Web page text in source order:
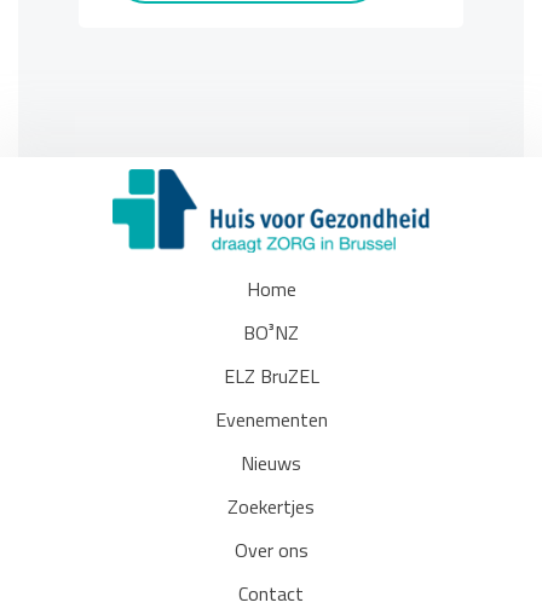
Home
BO³NZ
ELZ BruZEL
Evenementen
Nieuws
Zoekertjes
Over ons
Contact